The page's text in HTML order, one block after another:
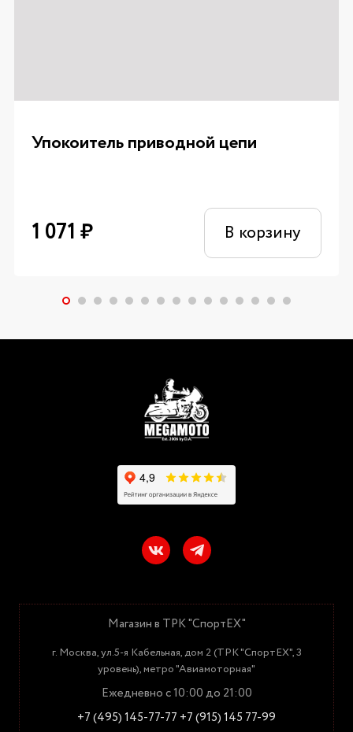
Упокоитель приводной цепи
1 071 ₽ В корзину
Магазин в ТРК "СпортЕХ"
г. Москва, ул.5-я Кабельная, дом 2 (ТРК "СпортЕХ", 3
уровень), метро "Авиамоторная"
Ежедневно с 10:00 до 21:00
+7 (495) 145-77-77 +7 (915) 145 77-99